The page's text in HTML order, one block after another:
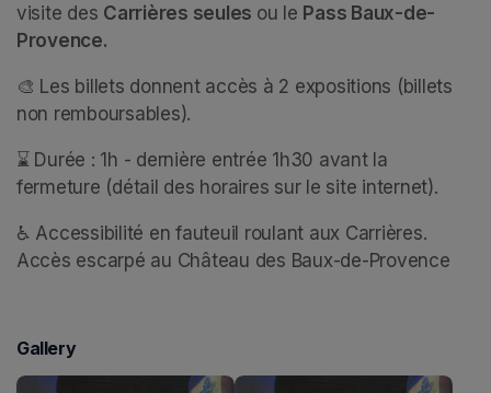
visite des Carrières seules ou le Pass Baux-de-
Provence.
🎨 Les billets donnent accès à 2 expositions (billets
non remboursables).
⌛ Durée : 1h - dernière entrée 1h30 avant la
fermeture (détail des horaires sur le site internet).
♿ Accessibilité en fauteuil roulant aux Carrières.
Accès escarpé au Château des Baux-de-Provence
Gallery